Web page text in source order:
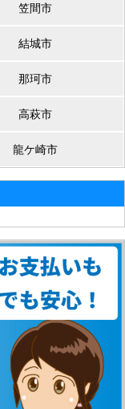
笠間市
結城市
那珂市
高萩市
龍ケ崎市